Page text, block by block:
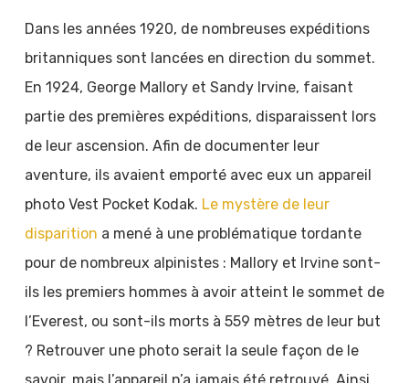
Dans les années 1920, de nombreuses expéditions
britanniques sont lancées en direction du sommet.
En 1924, George Mallory et Sandy Irvine, faisant
partie des premières expéditions, disparaissent lors
de leur ascension. Afin de documenter leur
aventure, ils avaient emporté avec eux un appareil
photo Vest Pocket Kodak. Le mystère de leur
disparition a mené à une problématique tordante
pour de nombreux alpinistes : Mallory et Irvine sont-
ils les premiers hommes à avoir atteint le sommet de
l’Everest, ou sont-ils morts à 559 mètres de leur but
? Retrouver une photo serait la seule façon de le